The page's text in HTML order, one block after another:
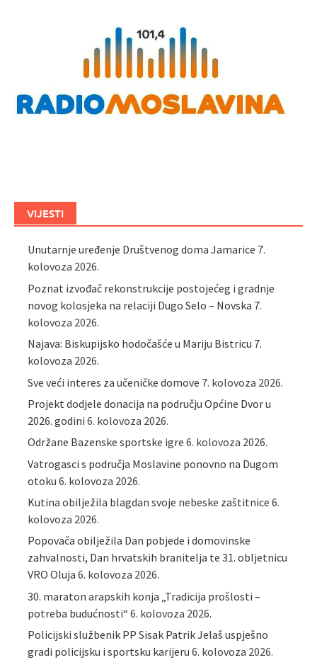
VIJESTI
Unutarnje uređenje Društvenog doma Jamarice 7.
kolovoza 2026.
Poznat izvođač rekonstrukcije postojećeg i gradnje
novog kolosjeka na relaciji Dugo Selo – Novska 7.
kolovoza 2026.
Najava: Biskupijsko hodočašće u Mariju Bistricu 7.
kolovoza 2026.
Sve veći interes za učeničke domove 7. kolovoza 2026.
Projekt dodjele donacija na području Općine Dvor u
2026. godini 6. kolovoza 2026.
Održane Bazenske sportske igre 6. kolovoza 2026.
Vatrogasci s područja Moslavine ponovno na Dugom
otoku 6. kolovoza 2026.
Kutina obilježila blagdan svoje nebeske zaštitnice 6.
kolovoza 2026.
Popovača obilježila Dan pobjede i domovinske
zahvalnosti, Dan hrvatskih branitelja te 31. obljetnicu
VRO Oluja 6. kolovoza 2026.
30. maraton arapskih konja „Tradicija prošlosti –
potreba budućnosti“ 6. kolovoza 2026.
Policijski službenik PP Sisak Patrik Jelaš uspješno
gradi policijsku i sportsku karijeru 6. kolovoza 2026.